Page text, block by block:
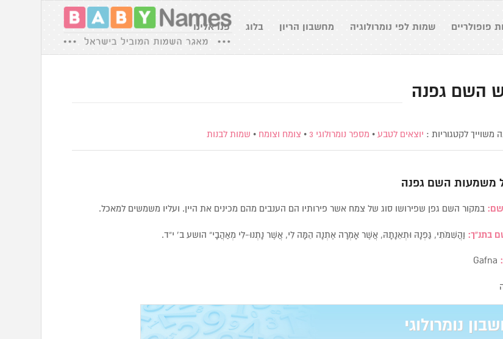
פופולריים שמות לפי נומרולוגיה מחשבון הריון בלוג פנו אלינו
השם גפנה
משוייך לקטגוריות : יוצאים לטבע • מספר נומרולוגי 3 • צומח וצומח • שמות לבנות
משמעות השם גפנה
במקור השם גפן שפירושו סוג של צמח אשר פירותיו הם הענבים מהם מכינים את היין. ועליו משמשים למאכל.
בתנ”ך: וַהֲשִׁמֹּתִי, גַּפְנָהּ וּתְאֵנָתָהּ, אֲשֶׁר אָמְרָה אֶתְנָה הֵמָּה לִי, אֲשֶׁר נָתְנוּ-לִי מְאַהֲבָי” הושע ב’ י”ד.
נומרולוגי